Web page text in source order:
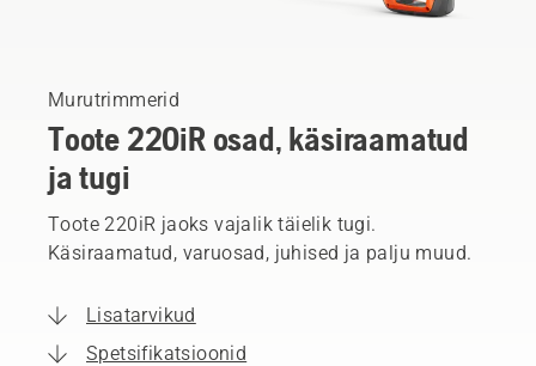
Murutrimmerid
Toote 220iR osad, käsiraamatud
ja tugi
Toote 220iR jaoks vajalik täielik tugi.
Käsiraamatud, varuosad, juhised ja palju muud.
Lisatarvikud
Spetsifikatsioonid